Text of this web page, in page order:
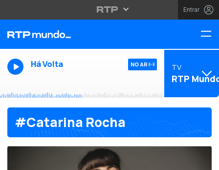
Entrar
Há Volta NO AR TV
RTP
#Catarina Rocha